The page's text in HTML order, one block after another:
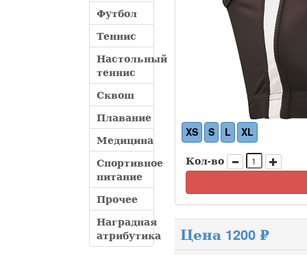
Футбол
Теннис
Настольный
теннис
Сквош
Плавание
Медицина
Спортивное
питание
Прочее
Наградная
атрибутика
XS S L XL
Кол-во
Цена 1200 ₽